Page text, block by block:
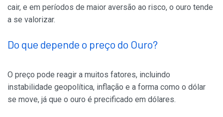
cair, e em períodos de maior aversão ao risco, o ouro tende
a se valorizar.
Do que depende o preço do Ouro?
O preço pode reagir a muitos fatores, incluindo
instabilidade geopolítica, inflação e a forma como o dólar
se move, já que o ouro é precificado em dólares.